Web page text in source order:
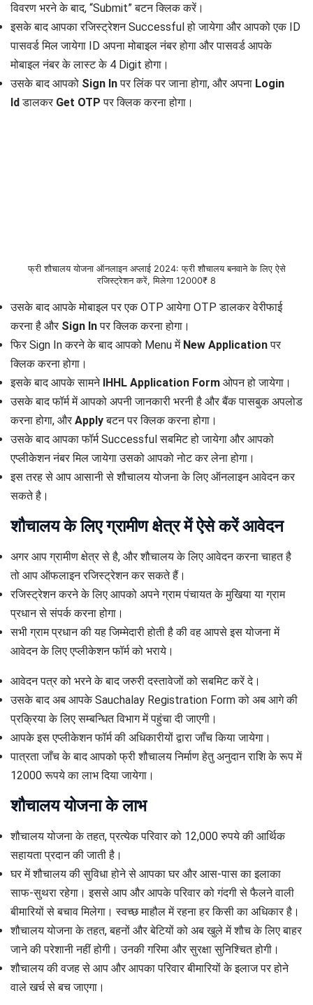
विवरण भरने के बाद, “Submit” बटन क्लिक करें।
इसके बाद आपका रजिस्ट्रेशन Successful हो जायेगा और आपको एक ID
पासवर्ड मिल जायेगा ID अपना मोबाइल नंबर होगा और पासवर्ड आपके
मोबाइल नंबर के लास्ट के 4 Digit होगा।
उसके बाद आपको Sign Inपर लिंक पर जाना होगा, और अपना Login
Idडालकर Get OTP पर क्लिक करना होगा।
फ्री शौचालय योजना ऑनलाइन अप्लाई 2024: फ्री शौचालय बनवाने के लिए ऐसे
रजिस्ट्रेशन करें, मिलेगा 12000₹ 8
उसके बाद आपके मोबाइल पर एक OTP आयेगा OTP डालकर वेरीफाई
करना है और Sign Inपर क्लिक करना होगा।
फिर Sign In करने के बाद आपको Menu में New Applicationपर
क्लिक करना होगा।
इसके बाद आपके सामने IHHL Application Form ओपन हो जायेगा।
उसके बाद फॉर्म में आपको अपनी जानकारी भरनी है और बैंक पासबुक अपलोड
करना होगा, और Applyबटन पर क्लिक करना होगा।
उसके बाद आपका फॉर्म Successful सबमिट हो जायेगा और आपको
एप्लीकेशन नंबर मिल जायेगा उसको आपको नोट कर लेना होगा।
इस तरह से आप आसानी से शौचालय योजना के लिए ऑनलाइन आवेदन कर
सकते है।
शौचालय के लिए ग्रामीण क्षेत्र में ऐसे करें आवेदन
अगर आप ग्रामीण क्षेत्र से है, और शौचालय के लिए आवेदन करना चाहत है
तो आप ऑफलाइन रजिस्ट्रेशन कर सकते हैं।
रजिस्ट्रेशन करने के लिए आपको अपने ग्राम पंचायत के मुखिया या ग्राम
प्रधान से संपर्क करना होगा।
सभी ग्राम प्रधान की यह जिम्मेदारी होती है की वह आपसे इस योजना में
आवेदन के लिए एप्लीकेशन फॉर्म को भराये।
आवेदन पत्र को भरने के बाद जरुरी दस्तावेजों को सबमिट करें दे।
उसके बाद अब आपके Sauchalay Registration Form को अब आगे की
प्रक्रिया के लिए सम्बन्धित विभाग में पहुंचा दी जाएगी।
आपके इस एप्लीकेशन फॉर्म की अधिकारीयों द्वारा जाँच किया जायेगा।
पात्रता जाँच के बाद आपको फ्री शौचालय निर्माण हेतु अनुदान राशि के रूप में
12000 रूपये का लाभ दिया जायेगा।
शौचालय योजना के लाभ
शौचालय योजना के तहत, प्रत्येक परिवार को 12,000 रुपये की आर्थिक
सहायता प्रदान की जाती है।
घर में शौचालय की सुविधा होने से आपका घर और आस-पास का इलाका
साफ-सुथरा रहेगा। इससे आप और आपके परिवार को गंदगी से फैलने वाली
बीमारियों से बचाव मिलेगा। स्वच्छ माहौल में रहना हर किसी का अधिकार है।
शौचालय योजना के तहत, बहनों और बेटियों को अब खुले में शौच के लिए बाहर
जाने की परेशानी नहीं होगी। उनकी गरिमा और सुरक्षा सुनिश्चित होगी।
शौचालय की वजह से आप और आपका परिवार बीमारियों के इलाज पर होने
वाले खर्च से बच जाएगा।